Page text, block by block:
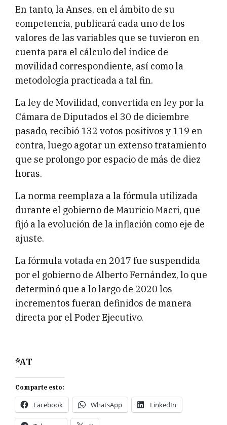
En tanto, la Anses, en el ámbito de su
competencia, publicará cada uno de los
valores de las variables que se tuvieron en
cuenta para el cálculo del índice de
movilidad correspondiente, así como la
metodología practicada a tal fin.
La ley de Movilidad, convertida en ley por la
Cámara de Diputados el 30 de diciembre
pasado, recibió 132 votos positivos y 119 en
contra, luego agotar un extenso tratamiento
que se prolongo por espacio de más de diez
horas.
La norma reemplaza a la fórmula utilizada
durante el gobierno de Mauricio Macri, que
fijó a la evolución de la inflación como eje de
ajuste.
La fórmula votada en 2017 fue suspendida
por el gobierno de Alberto Fernández, lo que
determinó que a lo largo de 2020 los
incrementos fueran definidos de manera
directa por el Poder Ejecutivo.
*AT
Comparte esto:
Facebook WhatsApp LinkedIn